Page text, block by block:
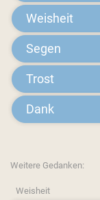
Weisheit
Segen
Trost
Dank
Weitere Gedanken:
Weisheit